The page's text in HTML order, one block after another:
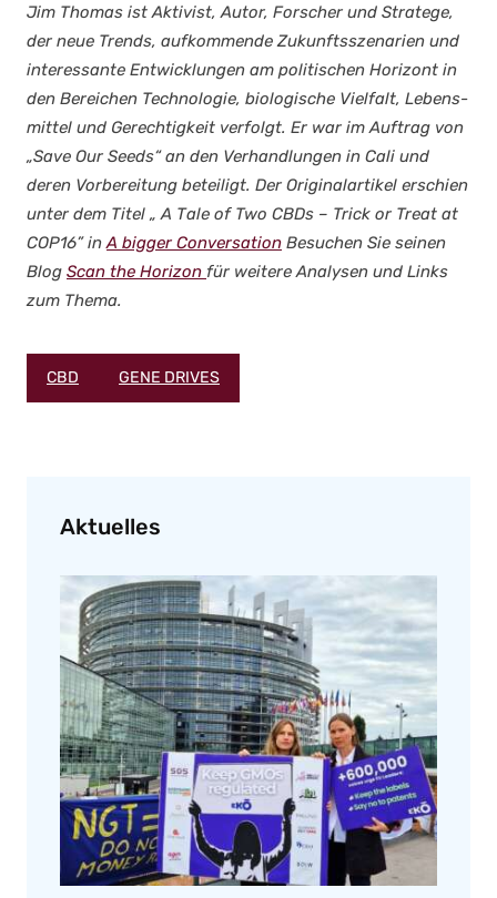
Jim Tho­mas ist Akti­vist, Autor, For­scher und Stra­te­ge,
der neue Trends, auf­kom­men­de Zukunfts­sze­na­ri­en und
inter­es­san­te Ent­wick­lun­gen am poli­ti­schen Hori­zont in
den Berei­chen Tech­no­lo­gie, bio­lo­gi­sche Viel­falt, Lebens­
mit­tel und Gerech­tig­keit ver­folgt. Er war im Auf­trag von
„Save Our Seeds“ an den Ver­hand­lun­gen in Cali und
deren Vor­be­rei­tung betei­ligt. Der Ori­gi­nal­ar­ti­kel erschien
unter dem Titel „ A Tale of Two CBDs – Trick or Tre­at at
COP16” in A big­ger Con­ver­sa­ti­on Besu­chen Sie sei­nen
Blog Scan the Hori­zon für wei­te­re Ana­ly­sen und Links
zum The­ma.
CBD GENE DRIVES
Aktuelles